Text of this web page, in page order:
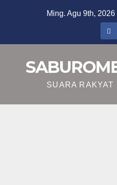
Ming. Agu 9th, 2026
SUARA RAKYAT